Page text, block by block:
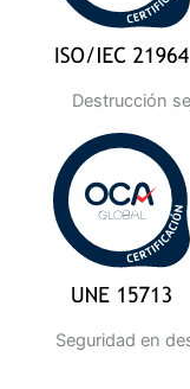
Destrucción
Seguridad en